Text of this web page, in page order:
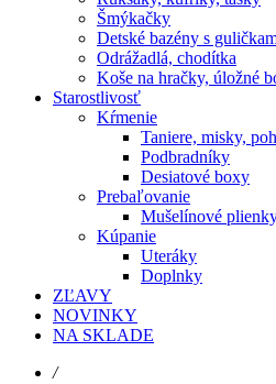
Šmýkačky
Detské bazény s
Odrážadlá, chodítka
Koše na hračky, úložné
Starostlivosť
Kŕmenie
Taniere, misky,
Podbradníky
Desiatové boxy
Prebaľovanie
Mušelínové
Kúpanie
Uteráky
Doplnky
ZĽAVY
NOVINKY
NA SKLADE
/